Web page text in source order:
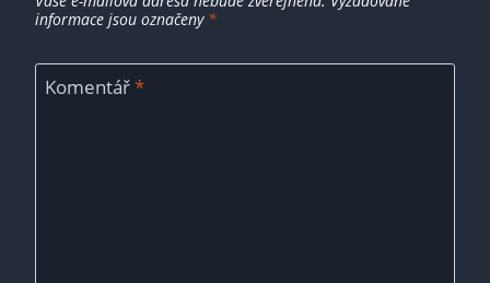
informace jsou označeny *
Komentář*